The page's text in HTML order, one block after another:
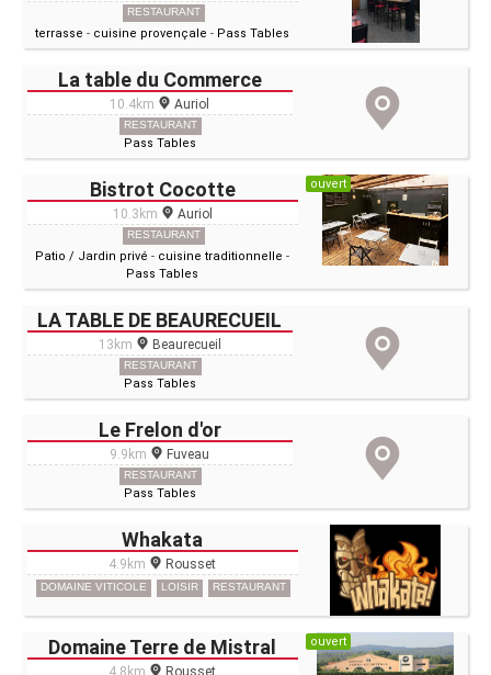
RESTAURANT
terrasse - cuisine provençale - Pass Tables
La table du Commerce
10.4km Auriol
RESTAURANT
Pass Tables
Bistrot Cocotte
10.3km Auriol
RESTAURANT
Patio / Jardin privé - cuisine traditionnelle -
Pass Tables
ouvert
LA TABLE DE BEAURECUEIL
13km Beaurecueil
RESTAURANT
Pass Tables
Le Frelon d'or
9.9km Fuveau
RESTAURANT
Pass Tables
Whakata
4.9km Rousset
DOMAINE VITICOLE LOISIR RESTAURANT
Domaine Terre de Mistral
4.8km Rousset
ouvert